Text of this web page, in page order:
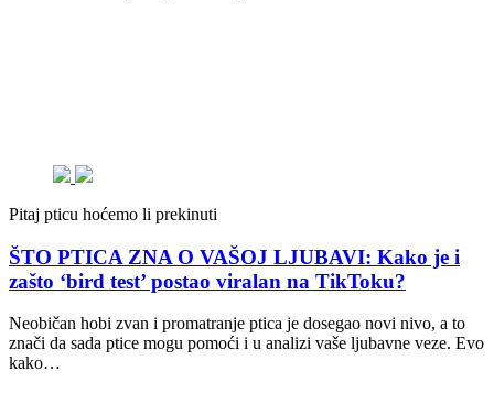
Pitaj pticu hoćemo li prekinuti
ŠTO PTICA ZNA O VAŠOJ LJUBAVI: Kako je i
zašto ‘bird test’ postao viralan na TikToku?
Neobičan hobi zvan i promatranje ptica je dosegao novi nivo, a to
znači da sada ptice mogu pomoći i u analizi vaše ljubavne veze. Evo
kako…